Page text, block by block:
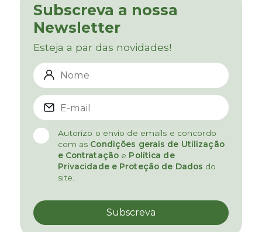
Subscreva a nossa
Newsletter
Esteja a par das novidades!
Autorizo o envio de emails e concordo
com as Condições gerais de Utilização
e Contratação e Política de
Privacidade e Proteção de Dados do
site.